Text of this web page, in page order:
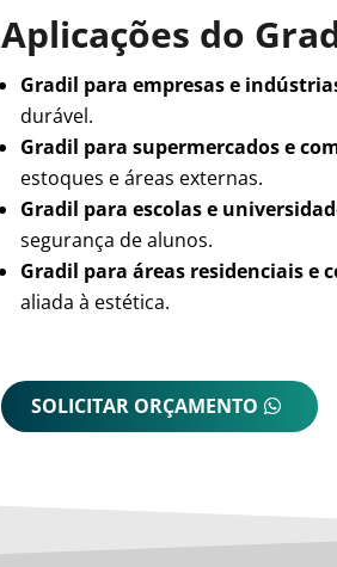
Aplicações do
Gradil para empresas e
durável.
Gradil para supermercados e
estoques e áreas externas.
Gradil para escolas e
segurança de alunos.
Gradil para áreas residenciais e
aliada à estética.
SOLICITAR ORÇAMENTO